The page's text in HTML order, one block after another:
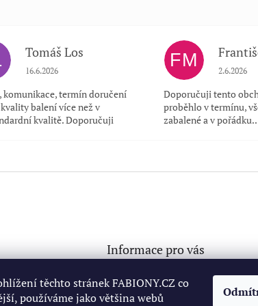
těchto stránek FABIONY.CZ co
používáme jako většina webů
Tomáš Los
Hodnocení obchodu je 5 z 5 hvězdiček.
16.6.2026
komunikace, termín doručení
balení více než v
kvalitě. Doporučuji
FM
2.6.2026
Doporučuji tento
proběhlo v termínu,
zabalené a v pořádku..
@seznam.cz
Informace pro vás
Osobní odběr ve Starém